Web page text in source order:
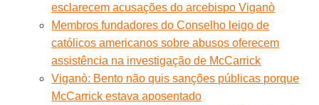
esclarecem acusações do arcebispo Viganò
Membros fundadores do Conselho leigo de
católicos americanos sobre abusos oferecem
assistência na investigação de McCarrick
Viganò: Bento não quis sanções públicas porque
McCarrick estava aposentado